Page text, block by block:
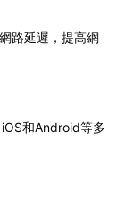
路延遲，提高網
和Android等多